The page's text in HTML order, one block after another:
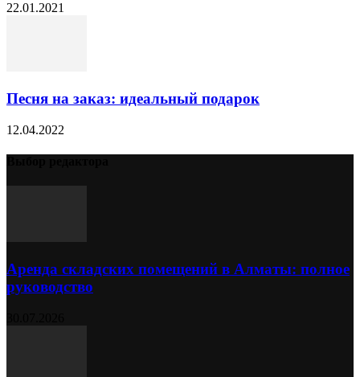
22.01.2021
Песня на заказ: идеальный подарок
12.04.2022
Аренда складских помещений в Алматы: полное
руководство